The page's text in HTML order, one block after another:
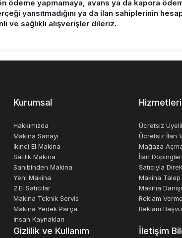
ödeme yapmamaya, avans ya da kapora
yansıtmadığını ya da ilan sahiplerinin
ve sağlıklı alışverişler dileriz.
Kurumsal
Hakkımızda
Makina Sanayi
İkinci El Makina
Satılık Makina
Sahibinden Makina
Yeni Makina
2.El Satıcılar
Makina Teknik Servis
Makina Yedek Parça
İnsan Kaynakları
Ücretsiz
Ücretsiz İlan
Mağaza
İlan Dopingleri
Satıcıyla
Makina Talep
Makina
Reklam Verme
Reklam
Gizlilik ve Kullanım İletişim